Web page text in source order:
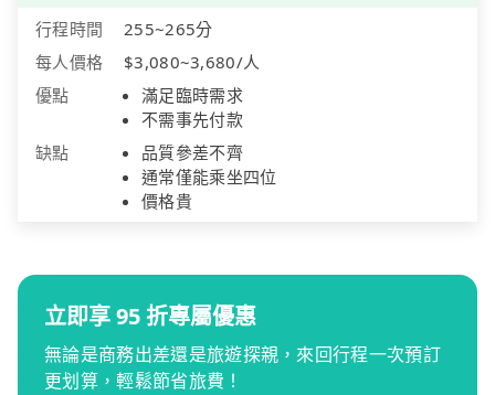
行程時間
255~265分
每人價格
$3,080~3,680/人
優點
滿足臨時需求
不需事先付款
缺點
品質參差不齊
通常僅能乘坐四位
價格貴
立即享 95 折專屬優惠
無論是商務出差還是旅遊探親，來回行程一次預訂
更划算，輕鬆節省旅費！